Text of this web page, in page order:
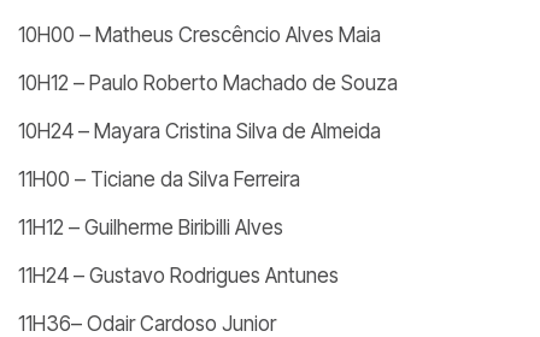
10H00 – Matheus Crescêncio Alves Maia
10H12 – Paulo Roberto Machado de Souza
10H24 – Mayara Cristina Silva de Almeida
11H00 – Ticiane da Silva Ferreira
11H12 – Guilherme Biribilli Alves
11H24 – Gustavo Rodrigues Antunes
11H36– Odair Cardoso Junior